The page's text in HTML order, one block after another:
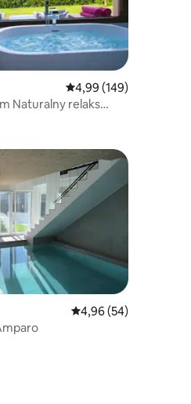
recenzji: 44
Średnia ocena: 4,99
4,99 (149)
Naturalny relaks
116
z kategorii Wybór gości
Średnia ocena: 4,96
4,96 (54)